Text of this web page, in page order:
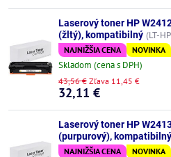
Laserový toner HP
(žltý), kompatibilný (LT-
NAJNIŽŠIA CENA NOVINKA
Skladom (cena s DPH)
32,11 €
43,56 € Zľava 11,45 €
Laserový toner HP
(purpurový), kompatibilný
NAJNIŽŠIA CENA NOVINKA